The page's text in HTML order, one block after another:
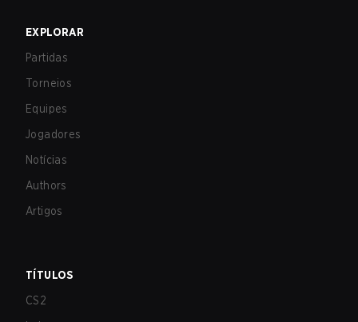
EXPLORAR
Partidas
Torneios
Equipes
Jogadores
Notícias
Authors
Artigos
TÍTULOS
CS2